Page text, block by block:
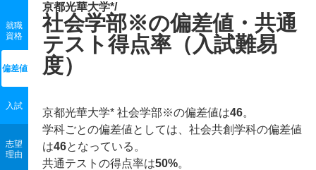
就職
資格
偏差値
入試
志望
理由
京都光華大学*/
社会学部※の偏差値・共通
テスト得点率（入試難易
度）
京都光華大学* 社会学部※の偏差値は46。
学科ごとの偏差値としては、社会共創学科の偏差値
は46となっている。
共通テストの得点率は50%。